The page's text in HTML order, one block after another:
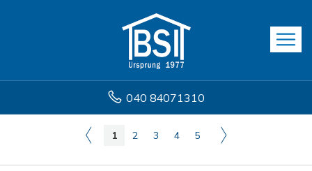
040 84071310
1 2 3 4 5